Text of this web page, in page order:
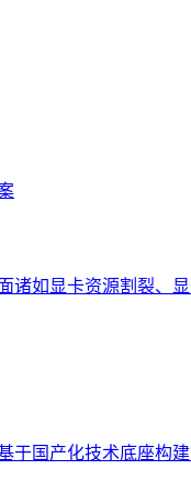
诸如显卡资源割裂、
于国产化技术底座构